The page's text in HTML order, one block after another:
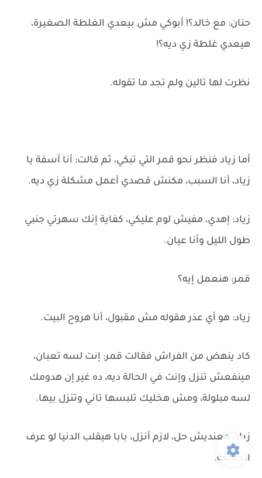
حنان: مع خالد؟! أبوكي مش بيعدي الغلطة الصغيرة،
هيعدي غلطة زي ديه؟!
نظرت لها تالين ولم تجد ما تقوله.
أما زياد فنظر نحو قمر التي تبكي، ثم قالت: أنا آسفة يا
زياد، أنا السبب، مكنش قصدي أعمل مشكلة زي ديه.
زياد: إهدي، مفيش لوم عليكي، كفاية إنك سهرتي جنبي
طول الليل وأنا عيان.
قمر: هنعمل إيه؟
زياد: هو أي عذر هقوله مش مقبول، أنا هروح البيت.
كاد ينهض من الفراش فقالت قمر: إنت لسه تعبان،
مينفعش تنزل وإنت في الحالة ديه، ده غير إن هدومك
لسه مبلولة، ومش هخليك تلبسها تاني وتنزل بيها.
زياد: معنديش حل، لازم أنزل، بابا هيقلب الدنيا لو عرف
الحقيقة.